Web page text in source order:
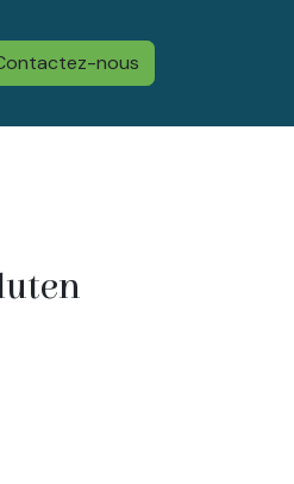
Conditions générales de
nous